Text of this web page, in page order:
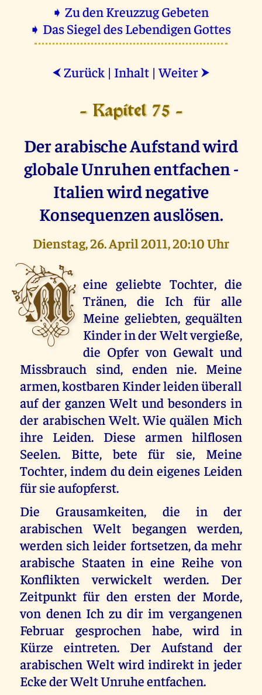
➧ Zu den Kreuzzug Gebeten
➧ Das Siegel des Lebendigen Gottes
⮜ Zurück | Inhalt |Weiter ⮞
- Kapitel 75 -
Der arabische Aufstand wird
globale Unruhen entfachen -
Italien wird negative
Konsequenzen auslösen.
Dienstag, 26. April 2011, 20:10 Uhr
M eine geliebte Tochter, die
Tränen, die Ich für alle
Meine geliebten, gequälten
Kinder in der Welt vergieße,
die Opfer von Gewalt und
Missbrauch sind, enden nie. Meine
armen, kostbaren Kinder leiden überall
auf der ganzen Welt und besonders in
der arabischen Welt. Wie quälen Mich
ihre Leiden. Diese armen hilflosen
Seelen. Bitte, bete für sie, Meine
Tochter, indem du dein eigenes Leiden
für sie aufopferst.
Die Grausamkeiten, die in der
arabischen Welt begangen werden,
werden sich leider fortsetzen, da mehr
arabische Staaten in eine Reihe von
Konflikten verwickelt werden. Der
Zeitpunkt für den ersten der Morde,
von denen Ich zu dir im vergangenen
Februar gesprochen habe, wird in
Kürze eintreten. Der Aufstand der
arabischen Welt wird indirekt in jeder
Ecke der Welt Unruhe entfachen.